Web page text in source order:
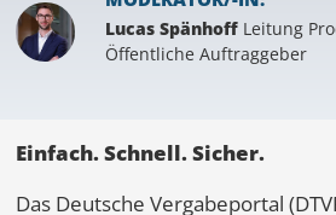
Lucas Spänhoff Leitung
Öffentliche Auftraggeber
Einfach. Schnell. Sicher.
Das Deutsche Vergabeportal